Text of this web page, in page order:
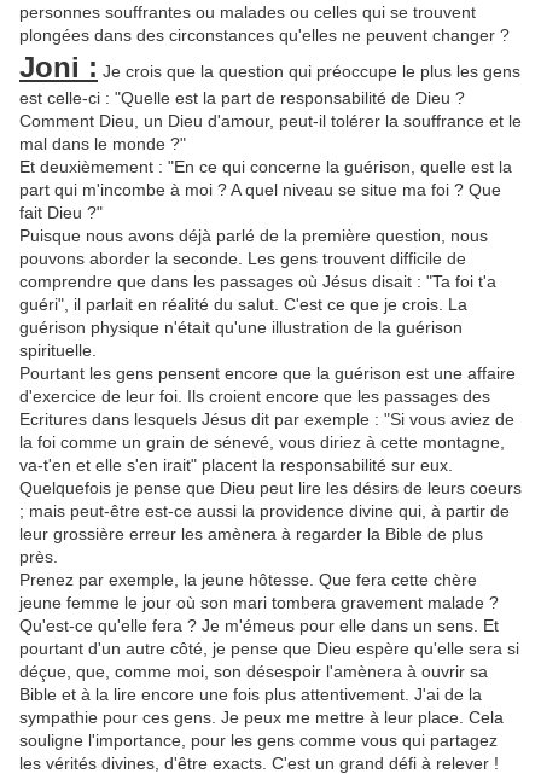
personnes souffrantes ou malades ou celles qui se trouvent
plongées dans des circonstances qu'elles ne peuvent changer ?
Joni : Je crois que la question qui préoccupe le plus les gens
est celle-ci : "Quelle est la part de responsabilité de Dieu ?
Comment Dieu, un Dieu d'amour, peut-il tolérer la souffrance et le
mal dans le monde ?"
Et deuxièmement : "En ce qui concerne la guérison, quelle est la
part qui m'incombe à moi ? A quel niveau se situe ma foi ? Que
fait Dieu ?"
Puisque nous avons déjà parlé de la première question, nous
pouvons aborder la seconde. Les gens trouvent difficile de
comprendre que dans les passages où Jésus disait : "Ta foi t'a
guéri", il parlait en réalité du salut. C'est ce que je crois. La
guérison physique n'était qu'une illustration de la guérison
spirituelle.
Pourtant les gens pensent encore que la guérison est une affaire
d'exercice de leur foi. Ils croient encore que les passages des
Ecritures dans lesquels Jésus dit par exemple : "Si vous aviez de
la foi comme un grain de sénevé, vous diriez à cette montagne,
va-t'en et elle s'en irait" placent la responsabilité sur eux.
Quelquefois je pense que Dieu peut lire les désirs de leurs coeurs
; mais peut-être est-ce aussi la providence divine qui, à partir de
leur grossière erreur les amènera à regarder la Bible de plus
près.
Prenez par exemple, la jeune hôtesse. Que fera cette chère
jeune femme le jour où son mari tombera gravement malade ?
Qu'est-ce qu'elle fera ? Je m'émeus pour elle dans un sens. Et
pourtant d'un autre côté, je pense que Dieu espère qu'elle sera si
déçue, que, comme moi, son désespoir l'amènera à ouvrir sa
Bible et à la lire encore une fois plus attentivement. J'ai de la
sympathie pour ces gens. Je peux me mettre à leur place. Cela
souligne l'importance, pour les gens comme vous qui partagez
les vérités divines, d'être exacts. C'est un grand défi à relever !